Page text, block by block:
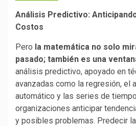
Análisis Predictivo:
Costos
Pero la matemática no solo
pasado; también es una
análisis predictivo, apoyado en
avanzadas como la regresión, el
automático y las series de
organizaciones anticipar
y posibles problemas. Predecir